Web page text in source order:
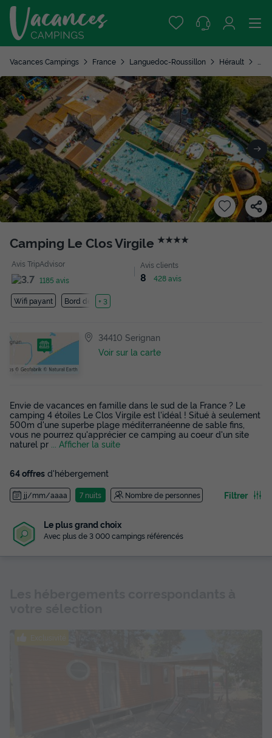
Vacances Campings France Languedoc-Roussillon Hérault
Camping Le Clos Virgile ★★★★
Avis TripAdvisor
1185 avis
Avis clients
8 428 avis
Wifi payant Bord de mer
+ 3
34410 Serignan
Voir sur la carte
Envie de vacances en famille dans le sud de la France ? Le
camping 4 étoiles Le Clos Virgile est l'idéal ! Situé à seulement
500m d'une superbe plage méditerranéenne de sable fins,
vous ne pourrez qu'apprécier ce camping au coeur d'un site
naturel pr
... Afficher la suite
64 offres d'hébergement
jj/mm/aaaa 7 nuits Nombre de personnes Filtrer
Le plus grand choix
Avec plus de 3 000 campings référencés